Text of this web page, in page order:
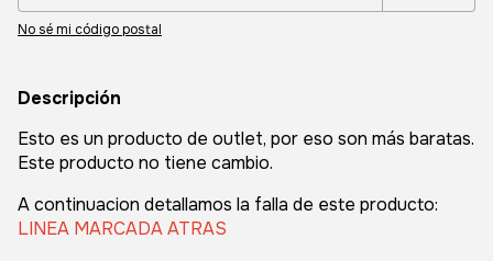
No sé mi código postal
Descripción
Esto es un producto de outlet, por eso son más baratas.
Este producto no tiene cambio.
A continuacion detallamos la falla de este producto:
LINEA MARCADA ATRAS